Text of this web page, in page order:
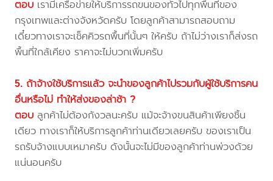
ตอบ เรามีเครือข่ายให้บริการรถขนของทั่วไปทุกพื้นที่ของ
กรุงเทพและต่างจังหวัดครับ โดยลูกค้าสามารถสอบถาม
เดี๋ยวทางเราจะเช็คคิวรถพื้นที่นั้นๆ ให้ครับ ถ้าไม่ว่างเราก็ส่งรถ
พื้นที่ใกล้เคียง ราคาจะไม่บวกเพิ่มครับ
5. ถ้าจ้างใช้บริการแล้ว จะนำของลูกค้าไปรวมกับผู้ใช้บริการคน
อื่นหรือไม่ ทำให้ส่งของล่าช้า ?
ตอบ ลูกค้าไม่ต้องกังวลนะครับ แม้จะจ้างขนสินค้าเพียงชิ้น
เดียว ทางเราก็ให้บริการลูกค้าท่านเดียวเลยครับ ของเราเป็น
รถรับจ้างแบบเหมาครับ ดังนั้นจะไม่มีของลูกค้าท่านพ่วงด้วย
แน่นอนครับ